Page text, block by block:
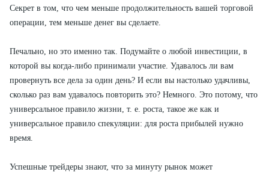
Секрет в том, что чем меньше продолжительность вашей торговой
операции, тем меньше денег вы сделаете.
Печально, но это именно так. Подумайте о любой инвестиции, в
которой вы когда-либо принимали участие. Удавалось ли вам
провернуть все дела за один день? И если вы настолько удачливы,
сколько раз вам удавалось по­вторить это? Немного. Это потому, что
универсальное правило жизни, т. е. роста, такое же как и
универсальное правило спекуляции: для роста прибылей нужно
время.
Успешные трейдеры знают, что за минуту рынок может